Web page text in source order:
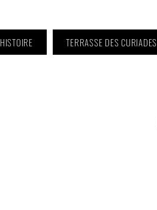
HISTOIRE TERRASSE DES CURIADES